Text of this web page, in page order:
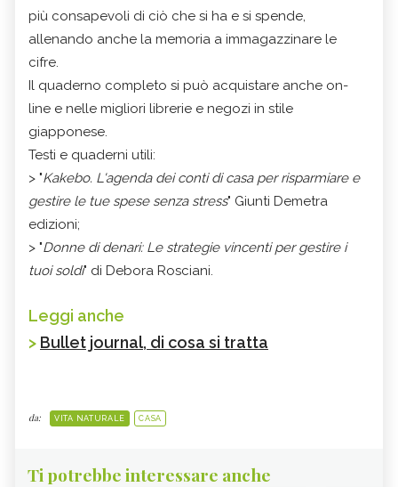
più consapevoli di ciò che si ha e si spende,
allenando anche la memoria a immagazzinare le
cifre.
Il quaderno completo si può acquistare anche on-
line e nelle migliori librerie e negozi in stile
giapponese.
Testi e quaderni utili:
> "Kakebo. L'agenda dei conti di casa per risparmiare e
gestire le tue spese senza stress" Giunti Demetra
edizioni;
> "Donne di denari: Le strategie vincenti per gestire i
tuoi soldi" di Debora Rosciani.
Leggi anche
> Bullet journal, di cosa si tratta
da: VITA NATURALE CASA
Ti potrebbe interessare anche